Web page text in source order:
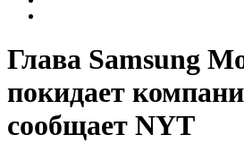
Глава Samsung
покидает
сообщает NYT